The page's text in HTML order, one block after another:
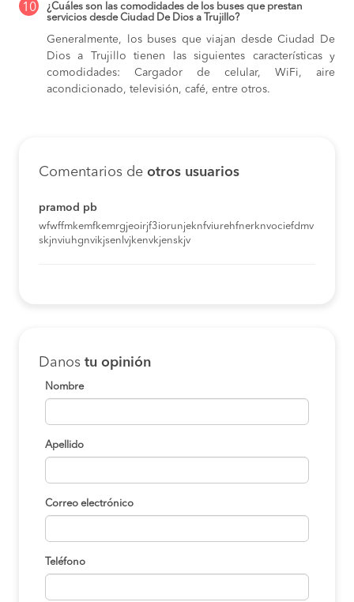
10
¿Cuáles son las comodidades de los buses que prestan
servicios desde Ciudad De Dios a Trujillo?
Generalmente, los buses que viajan desde Ciudad De
Dios a Trujillo tienen las siguientes características y
comodidades: Cargador de celular, WiFi, aire
acondicionado, televisión, café, entre otros.
Comentarios de otros usuarios
pramod pb
wfwffmkemfkemrgjeoirjf3iorunjeknfviurehfnerknvociefdmv
skjnviuhgnvikjsenlvjkenvkjenskjv
Danos tu opinión
Nombre
Apellido
Correo electrónico
Teléfono